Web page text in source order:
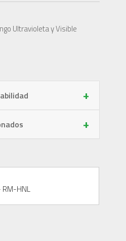
Ultravioleta y Visible
+
+
HNL